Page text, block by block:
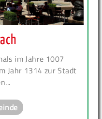
im Jahre 1007
Jahr 1314 zur Stadt